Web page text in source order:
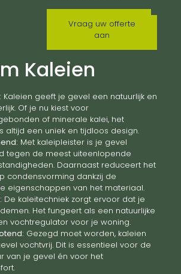
Vraag uw offerte
aan
Kaleien
Kaleien geeft je gevel een natuurlijk en
Of je nu kiest voor
of minerale kalei, het
altijd een uniek en tijdloos design.
Met kaleipleister is je gevel
tegen de meest uiteenlopende
Daarnaast reduceert het
condensvorming dankzij de
eigenschappen van het materiaal.
De kaleitechniek zorgt ervoor dat je
Het fungeert als een natuurlijke
vochtregulator voor je woning.
Gezegd moet worden, kaleien
vochtvrij. Dit is essentieel voor de
van je gevel én voor het